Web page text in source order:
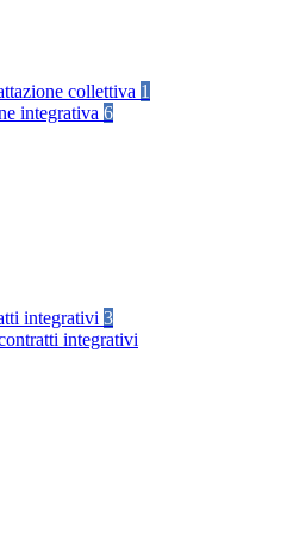
collettiva 1
integrativa 6
integrativi 3
integrativi